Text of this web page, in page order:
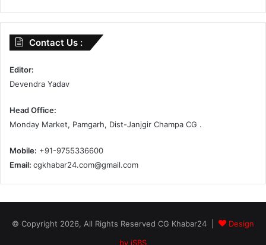
Contact Us :
Editor:
Devendra Yadav
Head Office:
Monday Market, Pamgarh, Dist-Janjgir Champa CG .
Mobile: +91-9755336600
Email: cgkhabar24.com@gmail.com
© Copyright 2026, All Rights Reserved CG Khabar24 |
Design
by iSBS